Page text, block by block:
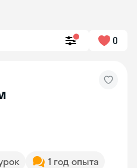
0
1 год опыта